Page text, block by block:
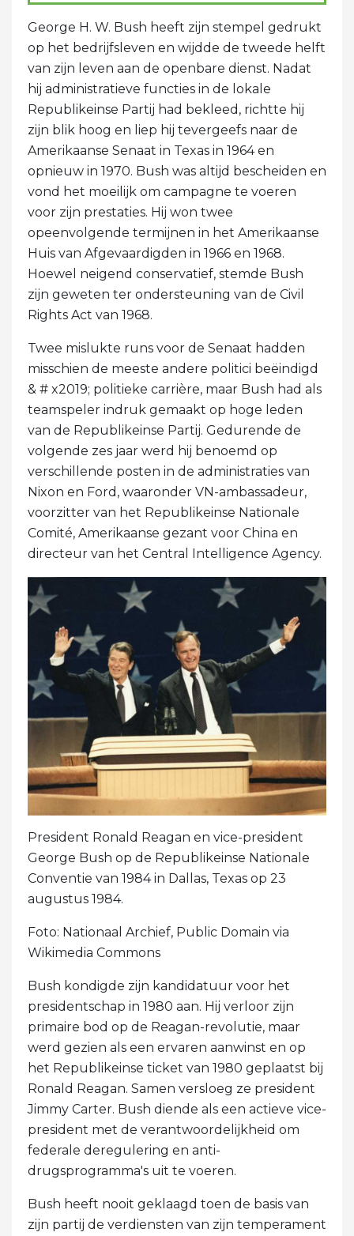
George H. W. Bush heeft zijn stempel gedrukt
op het bedrijfsleven en wijdde de tweede helft
van zijn leven aan de openbare dienst. Nadat
hij administratieve functies in de lokale
Republikeinse Partij had bekleed, richtte hij
zijn blik hoog en liep hij tevergeefs naar de
Amerikaanse Senaat in Texas in 1964 en
opnieuw in 1970. Bush was altijd bescheiden en
vond het moeilijk om campagne te voeren
voor zijn prestaties. Hij won twee
opeenvolgende termijnen in het Amerikaanse
Huis van Afgevaardigden in 1966 en 1968.
Hoewel neigend conservatief, stemde Bush
zijn geweten ter ondersteuning van de Civil
Rights Act van 1968.
Twee mislukte runs voor de Senaat hadden
misschien de meeste andere politici beëindigd
& # x2019; politieke carrière, maar Bush had als
teamspeler indruk gemaakt op hoge leden
van de Republikeinse Partij. Gedurende de
volgende zes jaar werd hij benoemd op
verschillende posten in de administraties van
Nixon en Ford, waaronder VN-ambassadeur,
voorzitter van het Republikeinse Nationale
Comité, Amerikaanse gezant voor China en
directeur van het Central Intelligence Agency.
President Ronald Reagan en vice-president
George Bush op de Republikeinse Nationale
Conventie van 1984 in Dallas, Texas op 23
augustus 1984.
Foto: Nationaal Archief, Public Domain via
Wikimedia Commons
Bush kondigde zijn kandidatuur voor het
presidentschap in 1980 aan. Hij verloor zijn
primaire bod op de Reagan-revolutie, maar
werd gezien als een ervaren aanwinst en op
het Republikeinse ticket van 1980 geplaatst bij
Ronald Reagan. Samen versloeg ze president
Jimmy Carter. Bush diende als een actieve vice-
president met de verantwoordelijkheid om
federale deregulering en anti-
drugsprogramma's uit te voeren.
Bush heeft nooit geklaagd toen de basis van
zijn partij de verdiensten van zijn temperament